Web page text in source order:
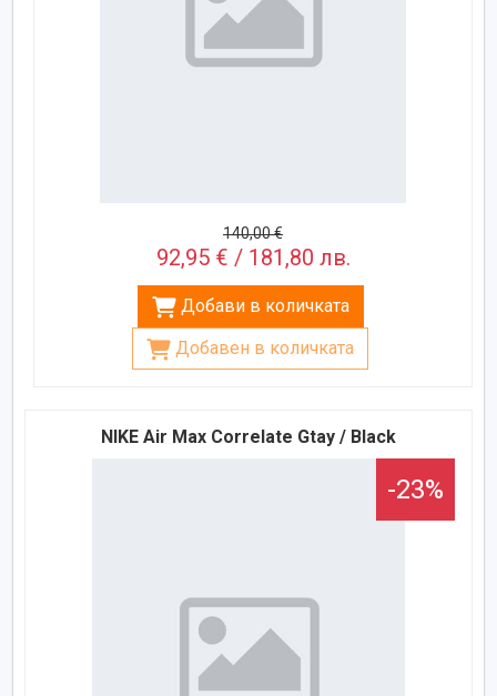
140,00 €
92,95 € / 181,80 лв.
Добави в количката
Добавен в количката
NIKE Air Max Correlate Gtay / Black
-23%